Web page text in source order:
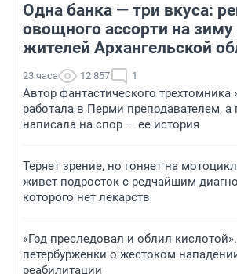
Одна банка — три вкуса:
овощного ассорти на зиму
жителей Архангельской
23 часа 12 857 1
Автор фантастического трехтомника
работала в Перми преподавателем, а
написала на спор — ее история
Теряет зрение, но гоняет на
живет подросток с редчайшим
которого нет лекарств
«Год преследовал и облил
петербурженки о жестоком
реабилитации